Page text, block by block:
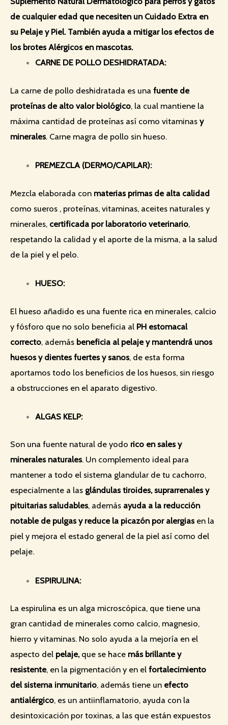
de cualquier edad que necesiten un Cuidado Extra en
su Pelaje y Piel. También ayuda a mitigar los efectos de
los brotes Alérgicos en mascotas.
CARNE DE POLLO DESHIDRATADA:
La carne de pollo deshidratada es una fuente de
proteínas de alto valor biológico, la cual mantiene la
máxima cantidad de proteínas así como vitaminas y
minerales. Carne magra de pollo sin hueso.
PREMEZCLA (DERMO/CAPILAR):
Mezcla elaborada con materias primas de alta calidad
como sueros , proteínas, vitaminas, aceites naturales y
minerales, certificada por laboratorio veterinario,
respetando la calidad y el aporte de la misma, a la salud
de la piel y el pelo.
HUESO:
El hueso añadido es una fuente rica en minerales, calcio
y fósforo que no solo beneficia al PH estomacal
correcto, además beneficia al pelaje y mantendrá unos
huesos y dientes fuertes y sanos, de esta forma
aportamos todo los beneficios de los huesos, sin riesgo
a obstrucciones en el aparato digestivo.
ALGAS KELP:
Son una fuente natural de yodo rico en sales y
minerales naturales. Un complemento ideal para
mantener a todo el sistema glandular de tu cachorro,
especialmente a las glándulas tiroides, suprarrenales y
pituitarias saludables, además ayuda a la reducción
notable de pulgas y reduce la picazón por alergiasen la
piel y mejora el estado general de la piel así como del
pelaje.
ESPIRULINA:
La espirulina es un alga microscópica, que tiene una
gran cantidad de minerales como calcio, magnesio,
hierro y vitaminas. No solo ayuda a la mejoría en el
aspecto del pelaje, que se hace más brillante y
resistente, en la pigmentación y en el fortalecimiento
del sistema inmunitario, además tiene un efecto
antialérgico, es un antiinflamatorio, ayuda con la
desintoxicación por toxinas, a las que están expuestos